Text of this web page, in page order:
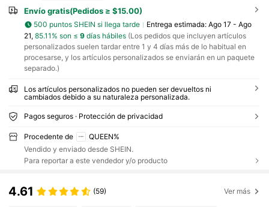
Envío gratis(Pedidos ≥ $15.00)
500 puntos SHEIN si llega tarde Entrega estimada: Ago 17 - Ago
21, 85.11% son ≤ 9días hábiles(Los pedidos que incluyen artículos
personalizados suelen tardar entre 1 y 4 días más de lo habitual en
procesarse, y los artículos personalizados se enviarán en un paquete
separado.)
Los artículos personalizados no pueden ser devueltos ni
cambiados debido a su naturaleza personalizada.
Pagos seguros · Protección de privacidad
Procedente de
QUEEN%
Vendido y enviado desde SHEIN.
Para reportar a este vendedor y/o producto
4.61 (59) Ver más